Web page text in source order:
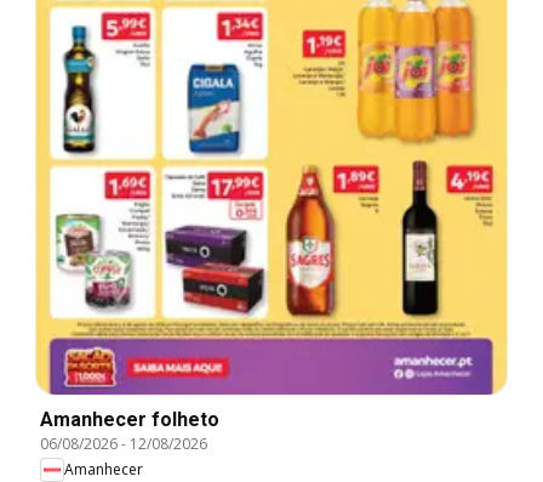
Amanhecer folheto
06/08/2026- 12/08/2026
Amanhecer